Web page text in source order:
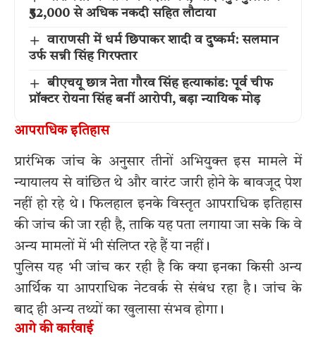
₹52,000 से अधिक नकदी सहित लौटाया
वाराणसी में धर्म छिपाकर शादी व दुष्कर्म: सलमान
उर्फ सन्नी सिंह गिरफ्तार
बीएचयू छात्र नेता गौरव सिंह हत्याकांड: पूर्व चीफ
प्रॉक्टर रोयना सिंह बनीं आरोपी, बड़ा न्यायिक मोड़
आपराधिक इतिहास
प्रारंभिक जांच के अनुसार तीनों अभियुक्त इस मामले में
न्यायालय से वांछित थे और वारंट जारी होने के बावजूद पेश
नहीं हो रहे थे। फिलहाल इनके विस्तृत आपराधिक इतिहास
की जांच की जा रही है, ताकि यह पता लगाया जा सके कि वे
अन्य मामलों में भी संलिप्त रहे हैं या नहीं।
पुलिस यह भी जांच कर रही है कि क्या इनका किसी अन्य
आर्थिक या आपराधिक नेटवर्क से संबंध रहा है। जांच के
बाद ही अन्य तथ्यों का खुलासा संभव होगा।
आगे की कार्रवाई